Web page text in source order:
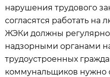
нарушения трудового
согласятся работать на
ЖЭКи должны регулярно
надзорными органами
трудоустроенных
коммунальщиков нужно